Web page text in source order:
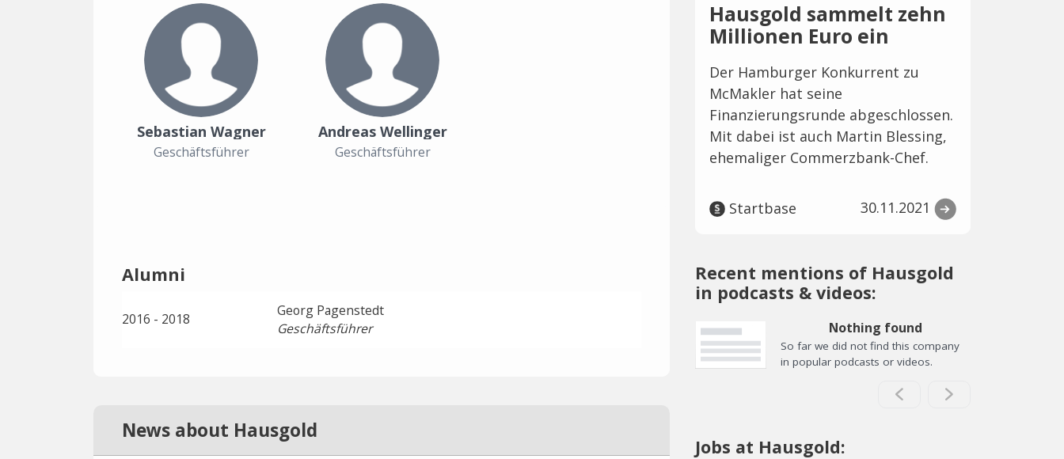
Sebastian Wagner
Geschäftsführer
Andreas Wellinger
Geschäftsführer
Alumni
2016 - 2018
Georg Pagenstedt
Geschäftsführer
News about Hausgold
Hausgold sammelt zehn
Millionen Euro ein
Der Hamburger Konkurrent zu
McMakler hat seine
Finanzierungsrunde abgeschlossen.
Mit dabei ist auch Martin Blessing,
ehemaliger Commerzbank-Chef.
Startbase 30.11.2021
Recent mentions of Hausgold
in podcasts & videos:
Nothing found
So far we did not find this company
in popular podcasts or videos.
Jobs at Hausgold: